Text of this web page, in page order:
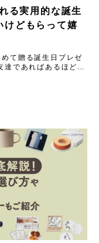
る実用的な誕生
けどもらって嬉
て贈る誕生日プレゼ
達であればあるほど